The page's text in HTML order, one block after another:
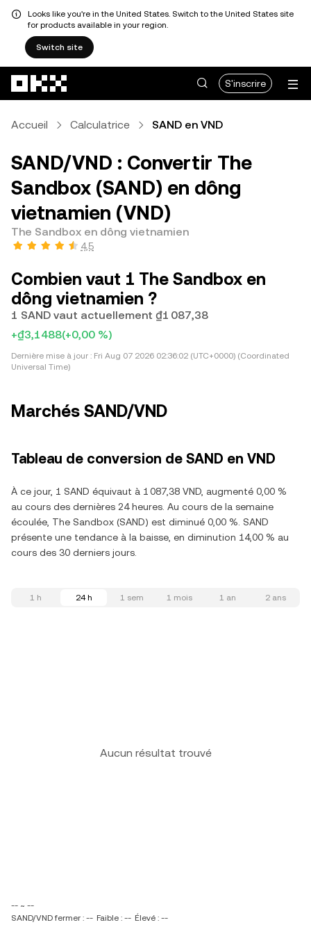
Looks like you're in the United States. Switch to the United States site
for products available in your region.
Switch site
S'inscrire
Accueil Calculatrice SAND en VND
SAND/VND : Convertir The
Sandbox (SAND) en dông
vietnamien (VND)
The Sandbox en dông vietnamien
4,5
Combien vaut 1 The Sandbox en
dông vietnamien ?
1 SAND vaut actuellement ₫1 087,38
+₫3,1488(+0,00 %)
Dernière mise à jour : Fri Aug 07 2026 02:36:02 (UTC+0000) (Coordinated
Universal Time)
Marchés SAND/VND
Tableau de conversion de SAND en VND
À ce jour, 1 SAND équivaut à 1 087,38 VND, augmenté 0,00 %
au cours des dernières 24 heures. Au cours de la semaine
écoulée, The Sandbox (SAND) est diminué 0,00 %. SAND
présente une tendance à la baisse, en diminution 14,00 % au
cours des 30 derniers jours.
1 h 24 h 1 sem 1 mois 1 an 2 ans
Aucun résultat trouvé
-- ~ --
SAND/VND fermer : -- Faible : -- Élevé : --